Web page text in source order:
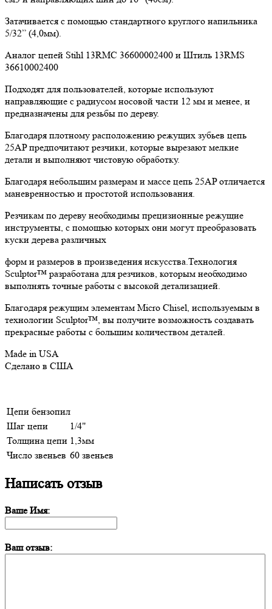
Затачивается с помощью стандартного круглого напильника
5/32” (4,0мм).
Аналог цепей Stihl 13RMC 36600002400 и Штиль 13RMS
36610002400
Подходят для пользователей, которые используют
направляющие с радиусом носовой части 12 мм и менее, и
предназначены для резьбы по дереву.
Благодаря плотному расположению режущих зубьев цепь
25AP предпочитают резчики, которые вырезают мелкие
детали и выполняют чистовую обработку.
Благодаря небольшим размерам и массе цепь 25AP отличается
маневренностью и простотой использования.
Резчикам по дереву необходимы прецизионные режущие
инструменты, с помощью которых они могут преобразовать
куски дерева различных
форм и размеров в произведения искусства.Технология
Sculptor™ разработана для резчиков, которым необходимо
выполнять точные работы с высокой детализацией.
Благодаря режущим элементам Micro Chisel, используемым в
технологии Sculptor™, вы получите возможность создавать
прекрасные работы с большим количеством деталей.
Made in USA
Сделано в США
Цепи бензопил
Шаг цепи
1/4"
Толщина цепи 1,3мм
Число звеньев 60 звеньев
Написать отзыв
Ваше Имя:
Ваш отзыв: